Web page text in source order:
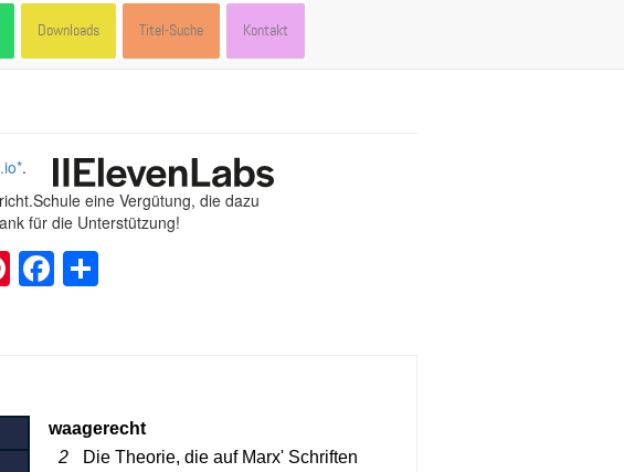
Downloads Titel-Suche Kontakt
*.
eine Vergütung, die dazu
für die Unterstützung!
Pinterest
Facebook